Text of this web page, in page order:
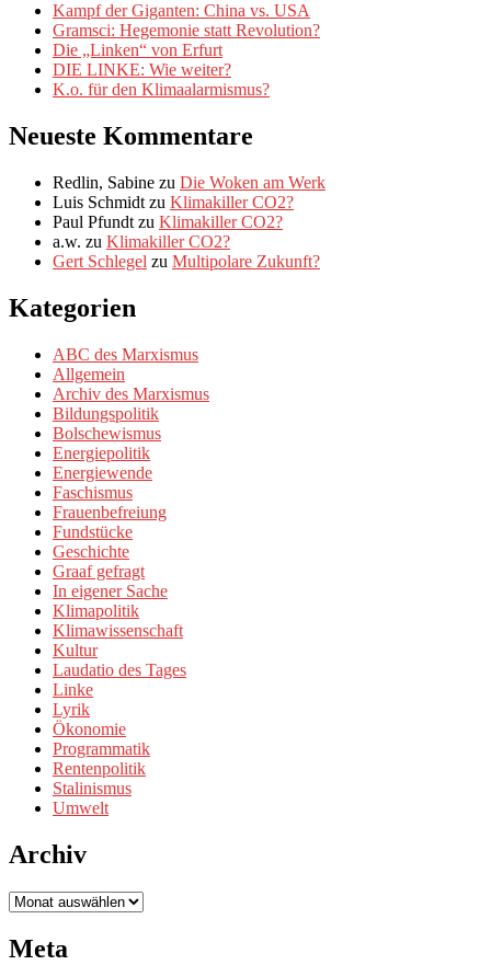
1
von
2)
Kampf der Giganten: China vs. USA
Gramsci: Hegemonie statt Revolution?
Die „Linken“ von Erfurt
DIE LINKE: Wie weiter?
K.o. für den Klimaalarmismus?
Neueste Kommentare
Redlin, Sabine zu Die Woken am Werk
Luis Schmidt zu Klimakiller CO2?
Paul Pfundt zu Klimakiller CO2?
a.w. zu Klimakiller CO2?
Gert Schlegel zu Multipolare Zukunft?
Kategorien
ABC des Marxismus
Allgemein
Archiv des Marxismus
Bildungspolitik
Bolschewismus
Energiepolitik
Energiewende
Faschismus
Frauenbefreiung
Fundstücke
Geschichte
Graaf gefragt
In eigener Sache
Klimapolitik
Klimawissenschaft
Kultur
Laudatio des Tages
Linke
Lyrik
Ökonomie
Programmatik
Rentenpolitik
Stalinismus
Umwelt
Archiv
Archiv
Meta